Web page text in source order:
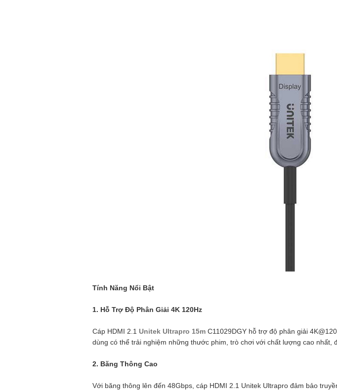
Tính Năng Nổi Bật
1. Hỗ Trợ Độ Phân Giải 4K 120Hz
Cáp HDMI 2.1 Unitek Ultrapro 15mC11029DGY hỗ trợ độ phân giải
dùng có thể trải nghiệm những thước phim, trò chơi với chất lượng cao nhất,
2. Băng Thông Cao
Với băng thông lên đến 48Gbps, cáp HDMI 2.1 Unitek Ultrapro đảm bảo